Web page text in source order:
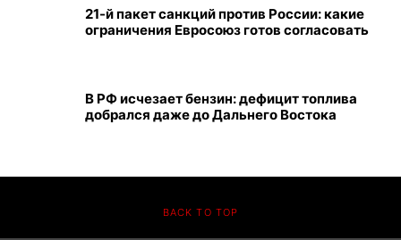
21-й пакет санкций против России: какие
ограничения Евросоюз готов согласовать
В РФ исчезает бензин: дефицит топлива
добрался даже до Дальнего Востока
BACK TO TOP